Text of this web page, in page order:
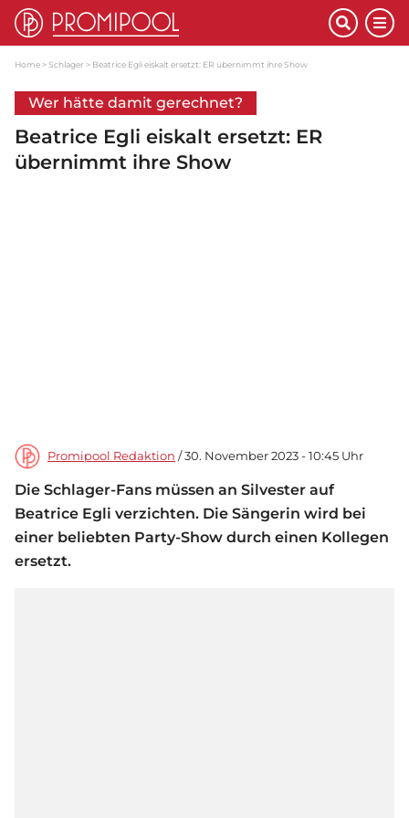
Home Schlager Beatrice Egli eiskalt ersetzt: ER übernimmt ihre Show
Wer hätte damit gerechnet?
Beatrice Egli eiskalt ersetzt: ER
übernimmt ihre Show
Promipool Redaktion / 30. November 2023 - 10:45 Uhr
Die Schlager-Fans müssen an Silvester auf
Beatrice Egli verzichten. Die Sängerin wird bei
einer beliebten Party-Show durch einen Kollegen
ersetzt.